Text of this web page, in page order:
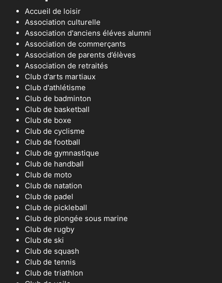
Accueil de loisir
Association culturelle
Association d'anciens éléves alumni
Association de commerçants
Association de parents d’élèves
Association de retraités
Club d'arts martiaux
Club d'athlétisme
Club de badminton
Club de basketball
Club de boxe
Club de cyclisme
Club de football
Club de gymnastique
Club de handball
Club de moto
Club de natation
Club de padel
Club de pickleball
Club de plongée sous marine
Club de rugby
Club de ski
Club de squash
Club de tennis
Club de triathlon